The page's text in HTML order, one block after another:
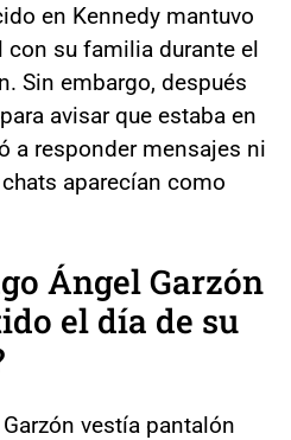
en Kennedy mantuvo
su familia durante el
Sin embargo, después
avisar que estaba en
a responder mensajes ni
aparecían como
Ángel Garzón
el día de su
vestía pantalón